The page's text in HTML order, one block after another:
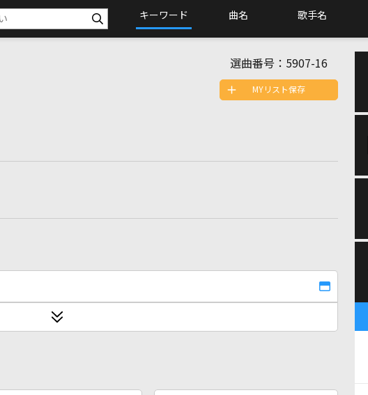
キーワード 曲名 歌手名
選曲番号： 5907-16
MYリスト保存